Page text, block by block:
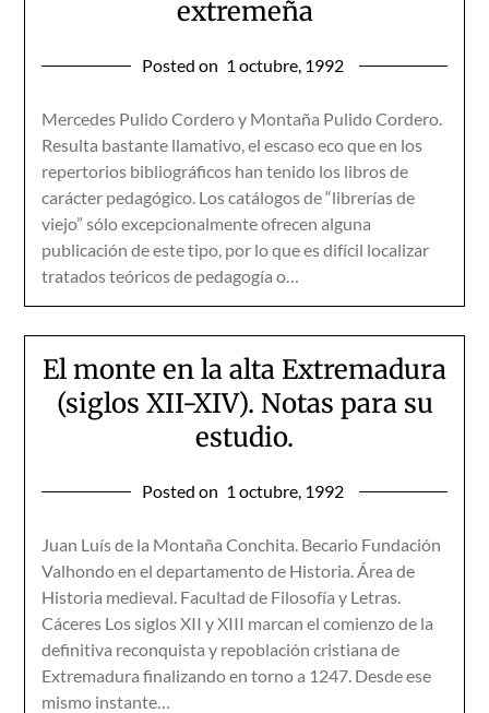
extremeña
Posted on 1 octubre, 1992
Mercedes Pulido Cordero y Montaña Pulido Cordero.
Resulta bastante llamativo, el escaso eco que en los
repertorios bibliográficos han tenido los libros de
carácter pedagógico. Los catálogos de “librerías de
viejo” sólo excepcionalmente ofrecen alguna
publicación de este tipo, por lo que es difícil localizar
tratados teóricos de pedagogía o…
El monte en la alta Extremadura
(siglos XII-XIV). Notas para su
estudio.
Posted on 1 octubre, 1992
Juan Luís de la Montaña Conchita. Becario Fundación
Valhondo en el departamento de Historia. Área de
Historia medieval. Facultad de Filosofía y Letras.
Cáceres Los siglos XII y XIII marcan el comienzo de la
definitiva reconquista y repoblación cristiana de
Extremadura finalizando en torno a 1247. Desde ese
mismo instante…